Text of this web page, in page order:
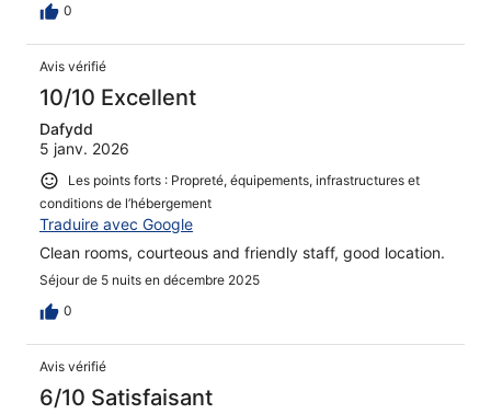
0
Avis vérifié
10/10 Excellent
Dafydd
5 janv. 2026
Les points forts : Propreté, équipements, infrastructures et
conditions de l’hébergement
Traduire avec Google
Clean rooms, courteous and friendly staff, good location.
Séjour de 5 nuits en décembre 2025
0
Avis vérifié
6/10 Satisfaisant